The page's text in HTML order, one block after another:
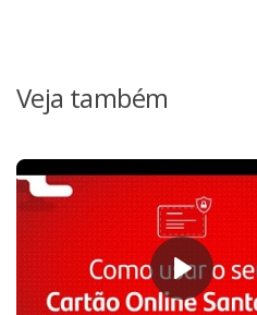
Veja também